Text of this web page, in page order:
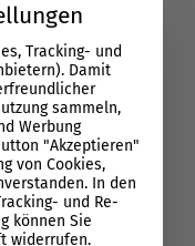
nicht
messbare
und Tools im Alltag.
Tracking- und
Damit
sammeln,
Werbung
"Akzeptieren"
von Cookies,
In den
und Re-
können Sie
widerrufen.